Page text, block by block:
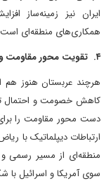
ایران نیز زمینه‌ساز
همکاری‌های منطقه‌ای
۴. تقویت محور مقاومت و تضعیف سیاست مهار
هرچند عربستان هنوز
کاهش خصومت و احتمال
دست محور مقاومت را برای
ارتباطات دیپلماتیک با
منطقه‌ای از مسیر رسمی و
سوی آمریکا و اسرائیل